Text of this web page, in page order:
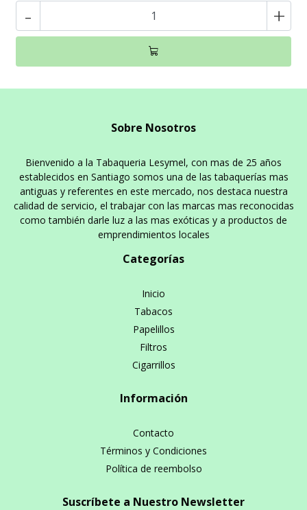
- +
Sobre Nosotros
Bienvenido a la Tabaqueria Lesymel, con mas de 25 años
establecidos en Santiago somos una de las tabaquerías mas
antiguas y referentes en este mercado, nos destaca nuestra
calidad de servicio, el trabajar con las marcas mas reconocidas
como también darle luz a las mas exóticas y a productos de
emprendimientos locales
Categorías
Inicio
Tabacos
Papelillos
Filtros
Cigarrillos
Información
Contacto
Términos y Condiciones
Política de reembolso
Suscríbete a Nuestro Newsletter